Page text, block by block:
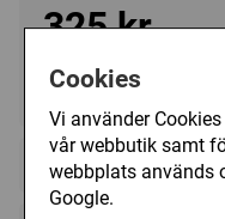
Cookies
Vi använder
vår webbutik samt
webbplats används
Google.
325 kr
I lager, leveranstid 1-
Videoklipp (1)